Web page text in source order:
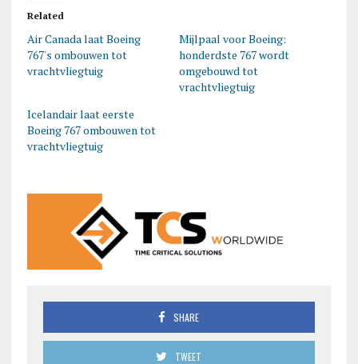
Related
Air Canada laat Boeing
767's ombouwen tot
vrachtvliegtuig
Mijlpaal voor Boeing:
honderdste 767 wordt
omgebouwd tot
vrachtvliegtuig
Icelandair laat eerste
Boeing 767 ombouwen tot
vrachtvliegtuig
SHARE
TWEET